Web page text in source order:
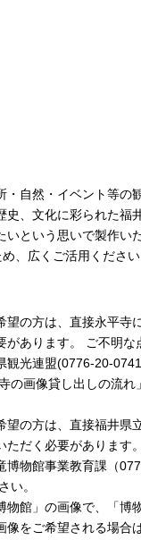
・自然・イベント等の
史、文化に彩られた福
いという思いで製作い
、広くご活用くださ
望の方は、直接永平寺
があります。 ご不明な
観光連盟(0776-20-
の画像貸し出しの流れ
望の方は、直接福井県
ただく必要があります
博物館事業教育課（
い。
物館」の画像で、「博
像をご希望される場合